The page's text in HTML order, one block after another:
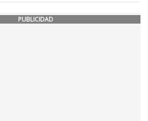
PUBLICIDAD